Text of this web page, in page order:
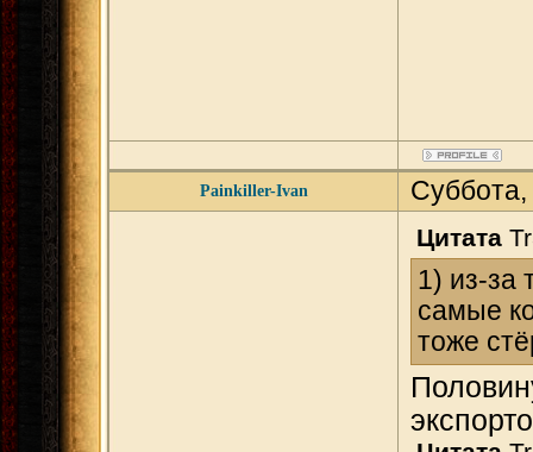
Painkiller-Ivan
Цитата
1) из-за
самые
тоже